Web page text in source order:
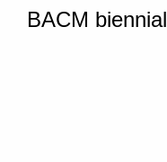
BACM biennial